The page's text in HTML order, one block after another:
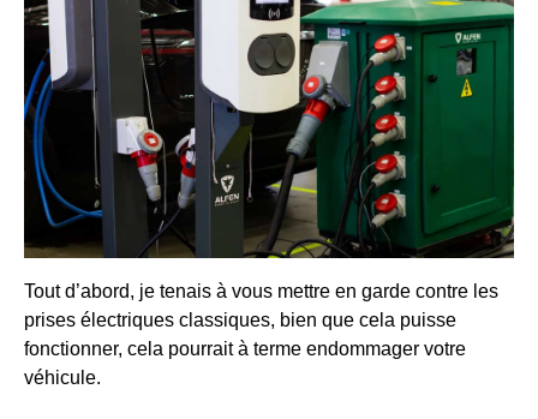
Tout d’abord, je tenais à vous mettre en garde contre les
prises électriques classiques, bien que cela puisse
fonctionner, cela pourrait à terme endommager votre
véhicule.